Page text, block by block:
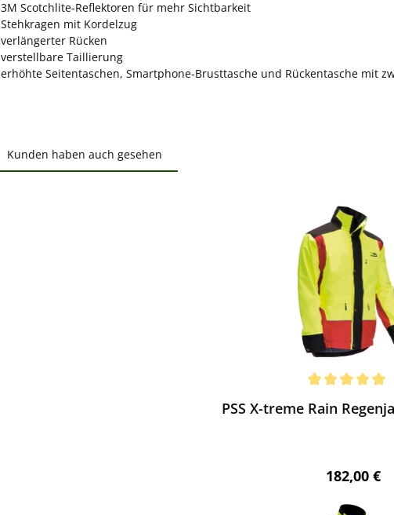
3M Scotchlite-Reflektoren für mehr Sichtbarkeit
Stehkragen mit Kordelzug
verlängerter Rücken
verstellbare Taillierung
erhöhte Seitentaschen, Smartphone-Brusttasche und Rückentasche mit
Kunden haben auch gesehen
PSS X-treme Rain
Regulärer
182,00 €